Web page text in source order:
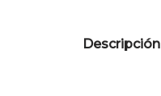
Descripción